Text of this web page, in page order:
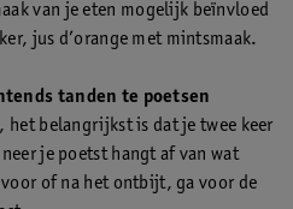
van je eten mogelijk beïnvloed
jus d’orange met mintsmaak.
tanden te poetsen
het belangrijkst is dat je twee keer
je poetst hangt af van wat
of na het ontbijt, ga voor de